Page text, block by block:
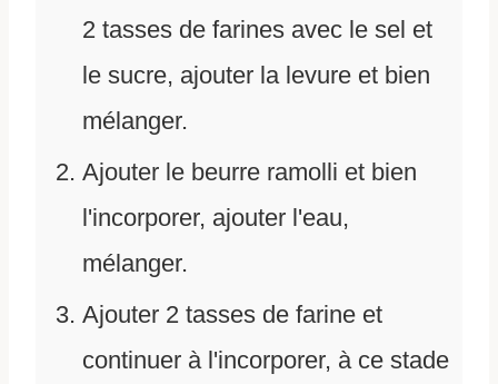
2 tasses de farines avec le sel et
le sucre, ajouter la levure et bien
mélanger.
Ajouter le beurre ramolli et bien
l'incorporer, ajouter l'eau,
mélanger.
Ajouter 2 tasses de farine et
continuer à l'incorporer, à ce stade